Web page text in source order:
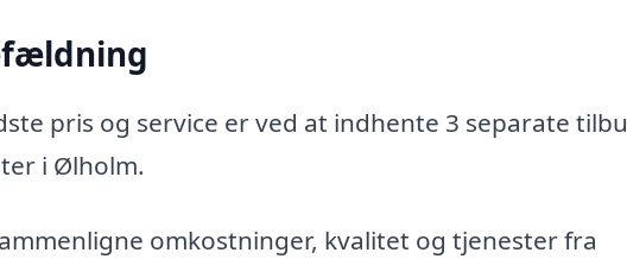
pris og service er ved at indhente 3 separate
i Ølholm.
omkostninger, kvalitet og tjenester fra